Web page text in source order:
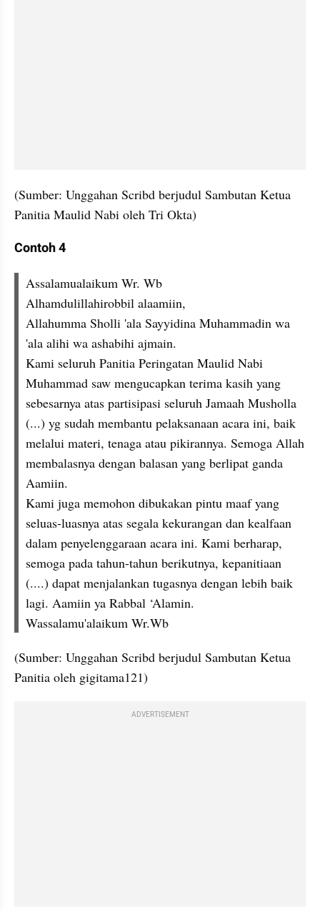
(Sumber: Unggahan Scribd berjudul Sambutan Ketua
Panitia Maulid Nabi oleh Tri Okta)
Contoh 4
Assalamualaikum Wr. Wb
Alhamdulillahirobbil alaamiin,
Allahumma Sholli 'ala Sayyidina Muhammadin wa
'ala alihi wa ashabihi ajmain.
Kami seluruh Panitia Peringatan Maulid Nabi
Muhammad saw mengucapkan terima kasih yang
sebesarnya atas partisipasi seluruh Jamaah Musholla
(...) yg sudah membantu pelaksanaan acara ini, baik
melalui materi, tenaga atau pikirannya. Semoga Allah
membalasnya dengan balasan yang berlipat ganda
Aamiin.
Kami juga memohon dibukakan pintu maaf yang
seluas-luasnya atas segala kekurangan dan kealfaan
dalam penyelenggaraan acara ini. Kami berharap,
semoga pada tahun-tahun berikutnya, kepanitiaan
(....) dapat menjalankan tugasnya dengan lebih baik
lagi. Aamiin ya Rabbal ‘Alamin.
Wassalamu'alaikum Wr.Wb
(Sumber: Unggahan Scribd berjudul Sambutan Ketua
Panitia oleh gigitama121)
ADVERTISEMENT